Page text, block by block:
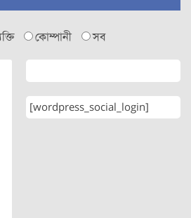
কোম্পানী সব
[wordpress_social_login]